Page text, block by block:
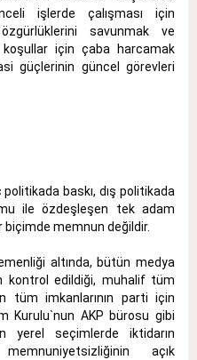
işlerde çalışması için
savunmak ve
için çaba harcamak
güçlerinin güncel görevleri
baskı, dış politikada
ile özdeşleşen tek adam
memnun değildir.
altında, bütün medya
kontrol edildiği, muhalif tüm
tüm imkanlarının parti için
Kurulu`nun AKP bürosu gibi
yerel seçimlerde iktidarın
açık